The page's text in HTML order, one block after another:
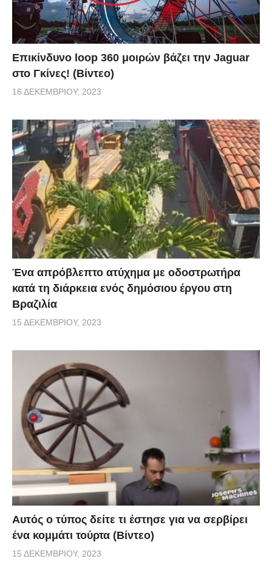
Επικίνδυνο loop 360 μοιρών βάζει την Jaguar
στο Γκίνες! (Βίντεο)
16 ΔΕΚΕΜΒΡΊΟΥ, 2023
Ένα απρόβλεπτο ατύχημα με οδοστρωτήρα
κατά τη διάρκεια ενός δημόσιου έργου στη
Βραζιλία
15 ΔΕΚΕΜΒΡΊΟΥ, 2023
Αυτός ο τύπος δείτε τι έστησε για να σερβίρει
ένα κομμάτι τούρτα (Βίντεο)
15 ΔΕΚΕΜΒΡΊΟΥ, 2023